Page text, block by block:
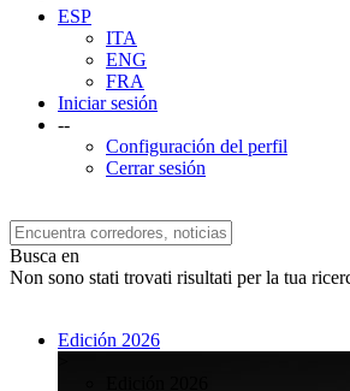
ESP
ITA
ENG
FRA
Iniciar sesión
--
Configuración del perfil
Cerrar sesión
Busca en
Non sono stati trovati risultati per la tua
Edición 2026